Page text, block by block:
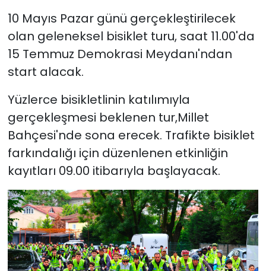
10 Mayıs Pazar günü gerçekleştirilecek
olan geleneksel bisiklet turu, saat 11.00'da
15 Temmuz Demokrasi Meydanı'ndan
start alacak.
Yüzlerce bisikletlinin katılımıyla
gerçekleşmesi beklenen tur,Millet
Bahçesi'nde sona erecek. Trafikte bisiklet
farkındalığı için düzenlenen etkinliğin
kayıtları 09.00 itibarıyla başlayacak.